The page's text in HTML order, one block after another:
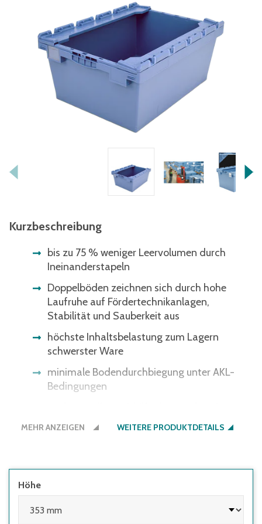
Kurzbeschreibung
bis zu 75 % weniger Leervolumen durch
Ineinanderstapeln
Doppelböden zeichnen sich durch hohe
Laufruhe auf Fördertechnikanlagen,
Stabilität und Sauberkeit aus
höchste Inhaltsbelastung zum Lagern
schwerster Ware
minimale Bodendurchbiegung unter AKL-
Bedingungen
Stapelleisten
schwarze Bodenfarbe nicht - gerne bieten
Behälterfarbe an.
MEHR ANZEIGEN WEITERE PRODUKTDETAILS
Höhe